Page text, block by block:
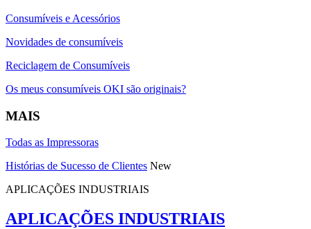
Consumíveis e Acessórios
Novidades de consumíveis
Reciclagem de Consumíveis
Os meus consumíveis OKI são originais?
MAIS
Todas as Impressoras
Histórias de Sucesso de Clientes New
APLICAÇÕES INDUSTRIAIS
APLICAÇÕES INDUSTRIAIS